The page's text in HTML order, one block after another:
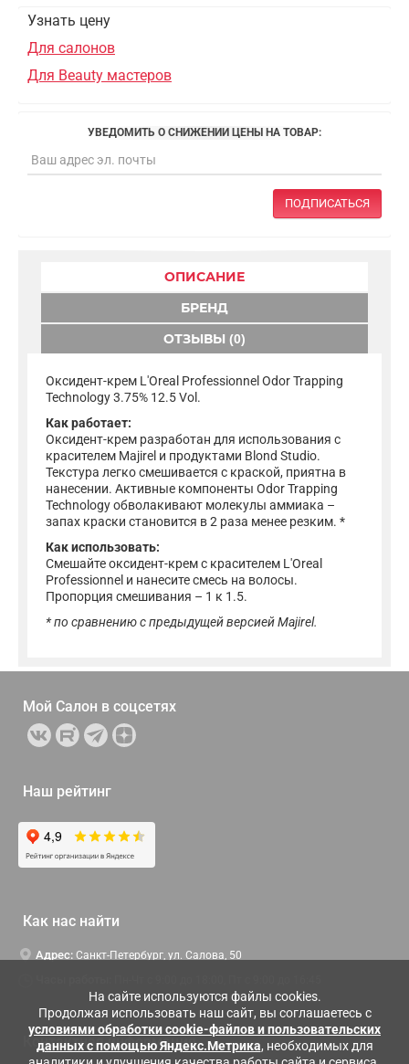
На сайте используются файлы cookies.
Продолжая использовать наш сайт, вы соглашаетесь с
условиями обработки cookie-файлов и пользовательских
данных с помощью Яндекс.Метрика, необходимых для
Узнать цену
Для салонов
Для Beauty мастеров
УВЕДОМИТЬ О СНИЖЕНИИ ЦЕНЫ НА ТОВАР:
ПОДПИСАТЬСЯ
ОПИСАНИЕ
БРЕНД
ОТЗЫВЫ (0)
Оксидент-крем L'Oreal Professionnel Odor Trapping
Technology 3.75% 12.5 Vol.
Как работает:
Оксидент-крем разработан для использования с
красителем Majirel и продуктами Blond Studio.
Текстура легко смешивается с краской, приятна в
нанесении. Активные компоненты Odor Trapping
Technology обволакивают молекулы аммиака –
запах краски становится в 2 раза менее резким. *
Как использовать:
Смешайте оксидент-крем с красителем L'Oreal
Professionnel и нанесите смесь на волосы.
Пропорция смешивания – 1 к 1.5.
* по сравнению с предыдущей версией Majirel.
Мой Салон в соцсетях
Наш рейтинг
Как нас найти
Адрес: Санкт-Петербург, ул. Салова, 50
Контактная информация